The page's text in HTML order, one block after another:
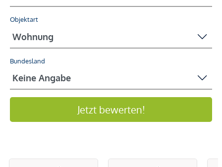
Objektart
Bundesland
Jetzt bewerten!